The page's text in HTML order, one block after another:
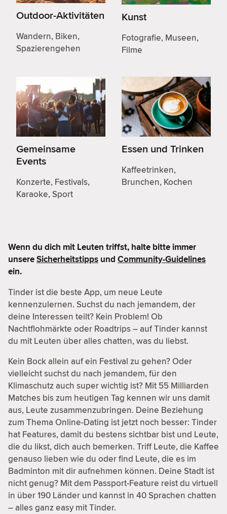
Outdoor-Aktivitäten
Wandern, Biken,
Spazierengehen
Kunst
Fotografie, Museen,
Filme
Gemeinsame
Events
Konzerte, Festivals,
Karaoke, Sport
Essen und Trinken
Kaffeetrinken,
Brunchen, Kochen
Wenn du dich mit Leuten triffst, halte bitte immer
unsereSicherheitstipps und Community-Guidelines
ein.
Tinder ist die beste App, um neue Leute
kennenzulernen. Suchst du nach jemandem, der
deine Interessen teilt? Kein Problem! Ob
Nachtflohmärkte oder Roadtrips – auf Tinder kannst
du mit Leuten über alles chatten, was du liebst.
Kein Bock allein auf ein Festival zu gehen? Oder
vielleicht suchst du nach jemandem, für den
Klimaschutz auch super wichtig ist? Mit 55 Milliarden
Matches bis zum heutigen Tag kennen wir uns damit
aus, Leute zusammenzubringen. Deine Beziehung
zum Thema Online-Dating ist jetzt noch besser: Tinder
hat Features, damit du bestens sichtbar bist und Leute,
die du likst, dich auch bemerken. Triff Leute, die Kaffee
genauso lieben wie du oder find Leute, die es im
Badminton mit dir aufnehmen können. Deine Stadt ist
nicht genug? Mit dem Passport-Feature reist du virtuell
in über 190 Länder und kannst in 40 Sprachen chatten
– alles ganz easy mit Tinder.